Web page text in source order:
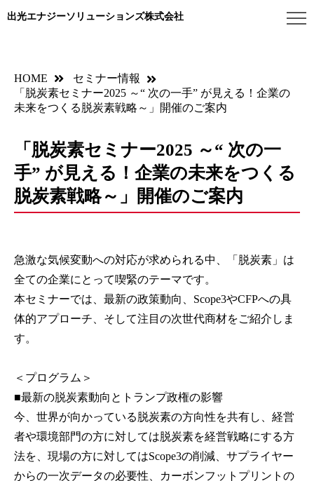
出光エナジーソリューションズ株式会社
HOME
セミナー情報
「脱炭素セミナー2025 ～“ 次の一手” が見える！企業の
未来をつくる脱炭素戦略～」開催のご案内
「脱炭素セミナー2025 ～“ 次の一
手” が見える！企業の未来をつくる
脱炭素戦略～」開催のご案内
急激な気候変動への対応が求められる中、「脱炭素」は
全ての企業にとって喫緊のテーマです。
本セミナーでは、最新の政策動向、Scope3やCFPへの具
体的アプローチ、そして注目の次世代商材をご紹介しま
す。
＜プログラム＞
■最新の脱炭素動向とトランプ政権の影響
今、世界が向かっている脱炭素の方向性を共有し、経営
者や環境部門の方に対しては脱炭素を経営戦略にする方
法を、現場の方に対してはScope3の削減、サプライヤー
からの一次データの必要性、カーボンフットプリントの